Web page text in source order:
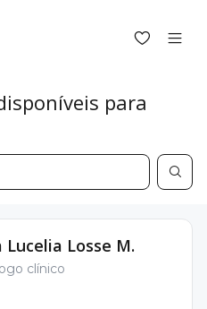
para
Lucelia Losse M.
clínico